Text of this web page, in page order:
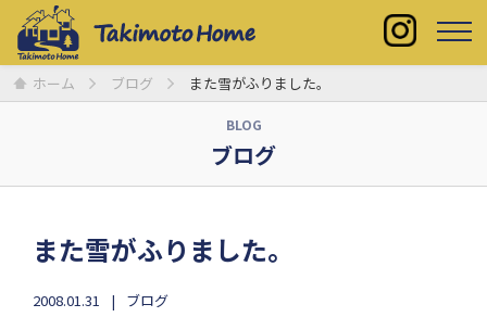
ホーム ブログ また雪がふりました。
BLOG
ブログ
また雪がふりました。
2008.01.31 ブログ